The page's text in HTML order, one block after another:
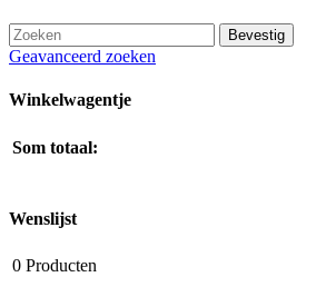
Geavanceerd zoeken
Winkelwagentje
Som totaal:
Wenslijst
0 Producten